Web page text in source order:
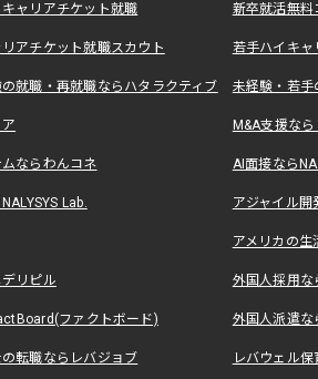
ャリアチケット就職 新卒就活無料
アチケット就職スカウト 若手ハイキ
就職・再就職ならハタラクティブ 未経験・若手
M&A支援な
ならわんコネ AI面接なら
Lab. アジャイル
アメリカの
リピル 外国人採用
ファクトボード) 外国人派遣な
転職ならレバジョブ レバウェル